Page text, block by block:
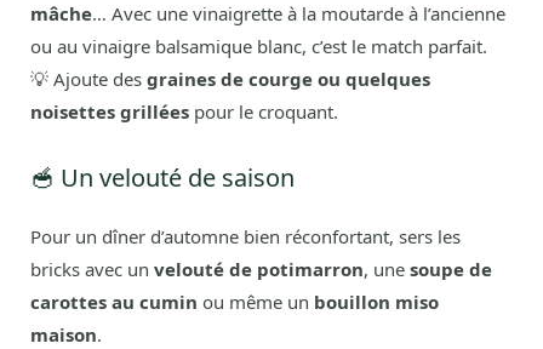
mâche… Avec une vinaigrette à la moutarde à l’ancienne
ou au vinaigre balsamique blanc, c’est le match parfait.
💡 Ajoute des graines de courge ou quelques
noisettes grillées pour le croquant.
🥣 Un velouté de saison
Pour un dîner d’automne bien réconfortant, sers les
bricks avec un velouté de potimarron, une soupe de
carottes au cumin ou même un bouillon miso
maison.